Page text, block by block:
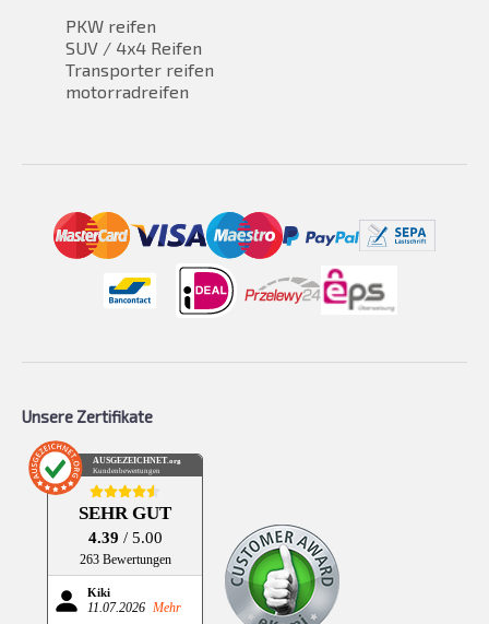
PKW reifen
SUV / 4x4 Reifen
Transporter reifen
motorradreifen
Unsere Zertifikate
AUSGEZEICHNET.org
Kundenbewertungen
SEHR GUT
4.39 / 5.00
263 Bewertungen
Kiki
11.07.2026 Mehr